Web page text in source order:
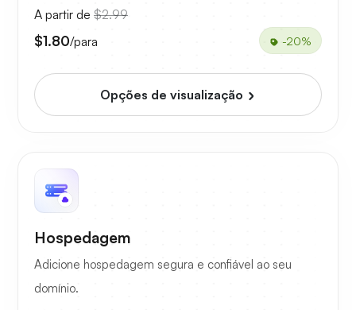
A partir de $2.99
$1.80/para -20%
Opções de visualização
Hospedagem
Adicione hospedagem segura e confiável ao seu
domínio.